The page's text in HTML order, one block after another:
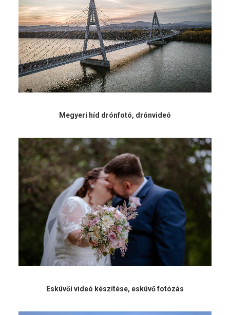
Megyeri híd drónfotó, drónvideó
Esküvői videó készítése, esküvő fotózás